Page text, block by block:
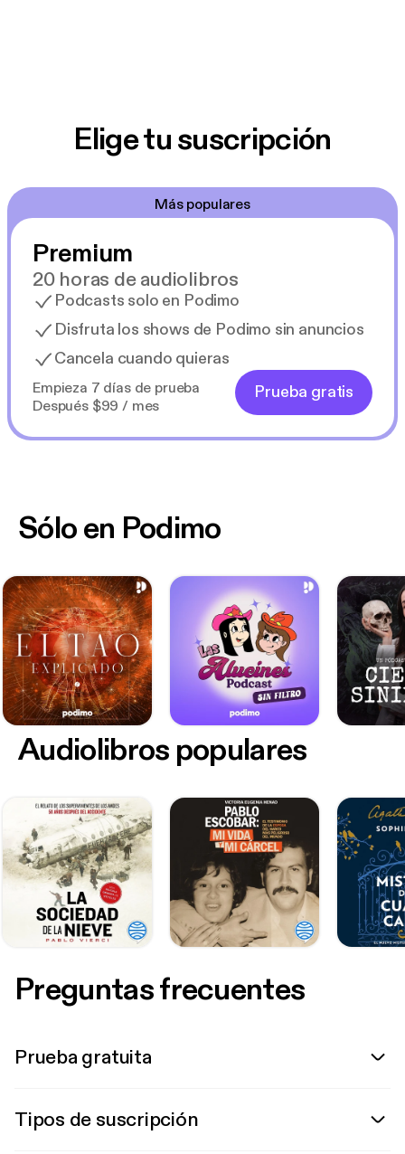
Elige tu suscripción
Más populares
Premium
20 horas de audiolibros
Podcasts solo en Podimo
Disfruta los shows de Podimo sin anuncios
Cancela cuando quieras
Empieza 7 días de prueba
Después $99 / mes
Prueba gratis
Sólo en Podimo
Audiolibros populares
Preguntas frecuentes
Prueba gratuita
Tipos de suscripción